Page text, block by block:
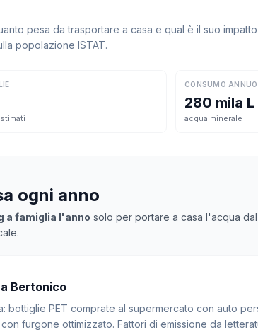
pesa da trasportare a casa e qual è il suo impatto
popolazione ISTAT.
CONSUMO ANNUO
280 mila L
acqua minerale
ogni anno
a famiglia l'anno solo per portare a casa l'acqua
Bertonico
PET comprate al supermercato con auto
furgone ottimizzato. Fattori di emissione da